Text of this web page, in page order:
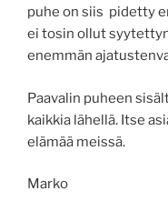
puhe on siis pidetty
ei tosin ollut
enemmän
Paavalin puheen
kaikkia lähellä. Itse
elämää meissä.
Marko